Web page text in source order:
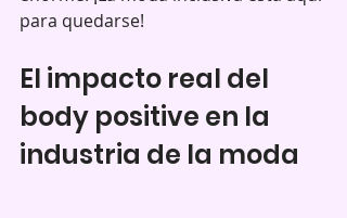
para quedarse!
El impacto real del
body positive en la
industria de la moda